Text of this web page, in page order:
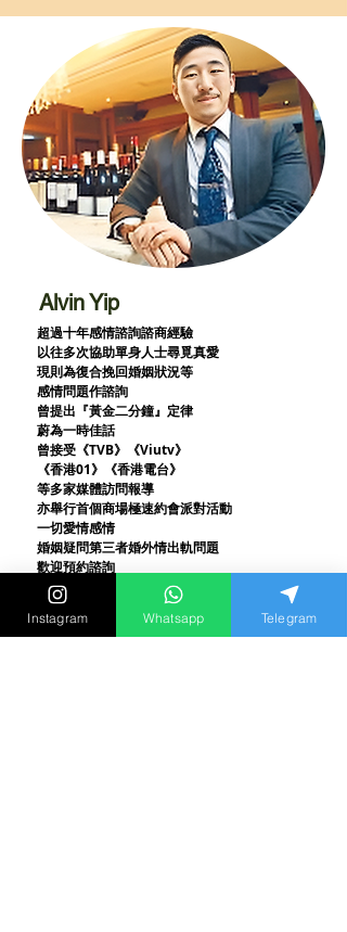
Alvin Yip
超過十年感情諮詢諮商經驗
以往多次協助單身人士尋覓真愛
現則為復合挽回婚姻狀況等
感情問題作諮詢
曾提出『黃金二分鐘』定律
蔚為一時佳話
曾接受《TVB》《Viutv》
《香港01》
《香港電台》
等多家媒體訪問報導
亦舉行首個商場極速約會派對活動
一切愛情感情
婚姻疑問第三者婚外情出軌問題
歡迎預約諮詢
最新消息和兩性影片
Instagram Whatsapp Telegram